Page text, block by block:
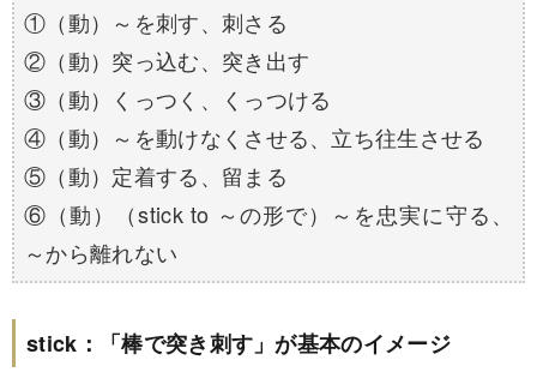
①（動）～を刺す、刺さる
②（動）突っ込む、突き出す
③（動）くっつく、くっつける
④（動）～を動けなくさせる、立ち往生させる
⑤（動）定着する、留まる
⑥（動）（stick to ～の形で）～を忠実に守る、
～から離れない
stick：「棒で突き刺す」が基本のイメージ